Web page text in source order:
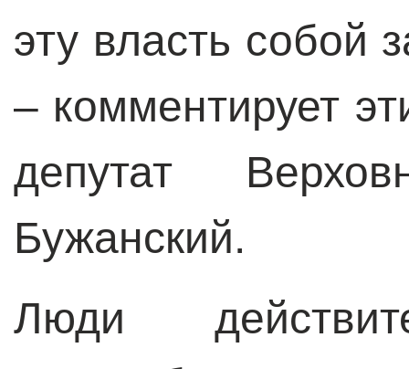
эту власть собой
– комментирует
депутат
Бужанский.
Люди